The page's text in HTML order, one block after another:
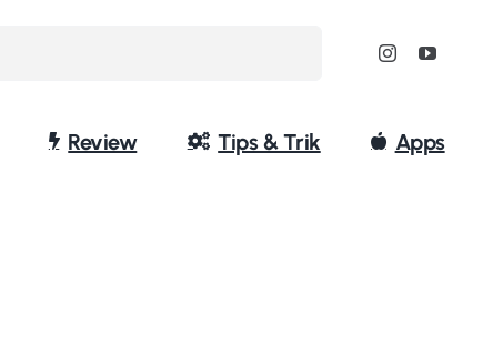
Review Tips & Trik Apps